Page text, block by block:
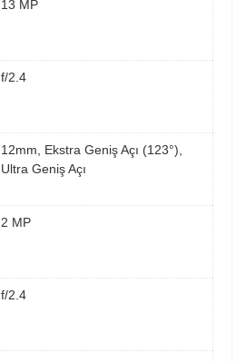
13 MP
f/2.4
12mm, Ekstra Geniş Açı (123°),
Ultra Geniş Açı
2 MP
f/2.4